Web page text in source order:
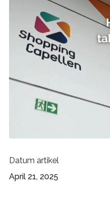
Datum artikel
April 21, 2025